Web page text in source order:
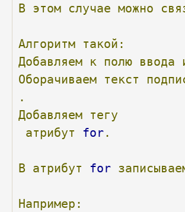
В
этом случае можно
Алгоритм такой:
Добавляем к полю ввода
Оборачиваем текст
.
Добавляем тегу
атрибут
for.
В атрибут for
Например: